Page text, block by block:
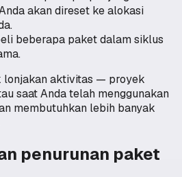
akan direset ke alokasi
beberapa paket dalam siklus
lonjakan aktivitas — proyek
saat Anda telah menggunakan
membutuhkan lebih banyak
penurunan paket